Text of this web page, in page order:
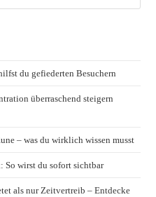
du gefiederten Besuchern
überraschend steigern
– was du wirklich wissen musst
So wirst du sofort sichtbar
als nur Zeitvertreib – Entdecke